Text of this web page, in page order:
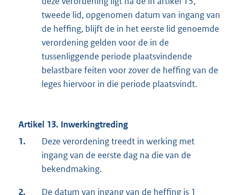
tweede lid, opgenomen datum van ingang van
de heffing, blijft de in het eerste lid genoemde
verordening gelden voor de in de
tussenliggende periode plaatsvindende
belastbare feiten voor zover de heffing van de
leges hiervoor in die periode plaatsvindt.
Artikel 13. Inwerkingtreding
1.
Deze verordening treedt in werking met
ingang van de eerste dag na die van de
bekendmaking.
2.
De datum van ingang van de heffing is 1